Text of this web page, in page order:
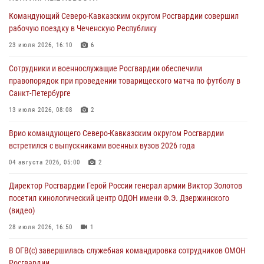
Росгвардейцы провели выставку вооружения для участников сбора
«Гвардеец» в Пензе (видео)
06 августа 2026, 12:00
В Курске росгвардейцы приняли участие в митинге, посвященном
второй годовщине вторжения ВСУ на территорию области
06 августа 2026, 11:56
угрожавшего подростку травматическим пистолетом
06 августа 2026, 11:33
крупная нарколаборатория
Командующий Северо-Кавказским округом Росгвардии совершил
рабочую поездку в Чеченскую Республику
23 июля 2026, 16:10 6
Сотрудники и военнослужащие Росгвардии обеспечили
правопорядок при проведении товарищеского матча по футболу в
Санкт-Петербурге
13 июля 2026, 08:08 2
Врио командующего Северо-Кавказским округом Росгвардии
встретился с выпускниками военных вузов 2026 года
04 августа 2026, 05:00 2
Директор Росгвардии Герой России генерал армии Виктор Золотов
посетил кинологический центр ОДОН имени Ф.Э. Дзержинского
(видео)
28 июля 2026, 16:50 1
В ОГВ(с) завершилась служебная командировка сотрудников ОМОН